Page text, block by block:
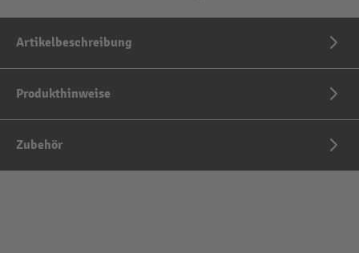
Artikelbeschreibung
Produkthinweise
Zubehör